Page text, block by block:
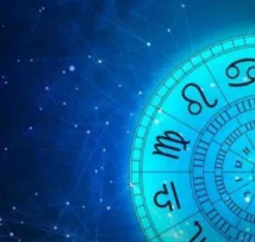
DERNIERS
ARTICLES